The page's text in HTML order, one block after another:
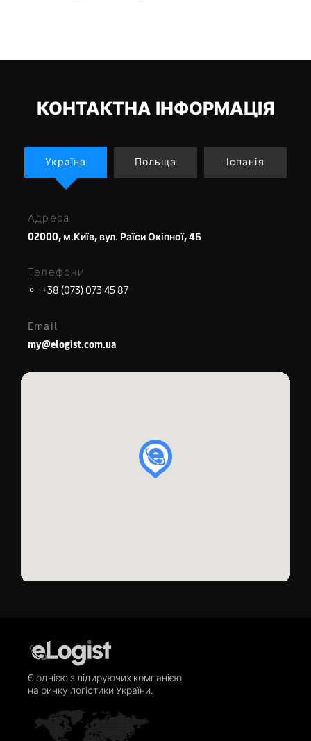
КОНТАКТНА ІНФОРМАЦІЯ
Україна Польща Іспанія
Адреса
02000, м.Київ, вул. Раїси Окіпної, 4Б
Телефони
+38 (073) 073 45 87
Email
my@elogist.com.ua
Є однією з лідируючих компанією
на ринку логістики України.